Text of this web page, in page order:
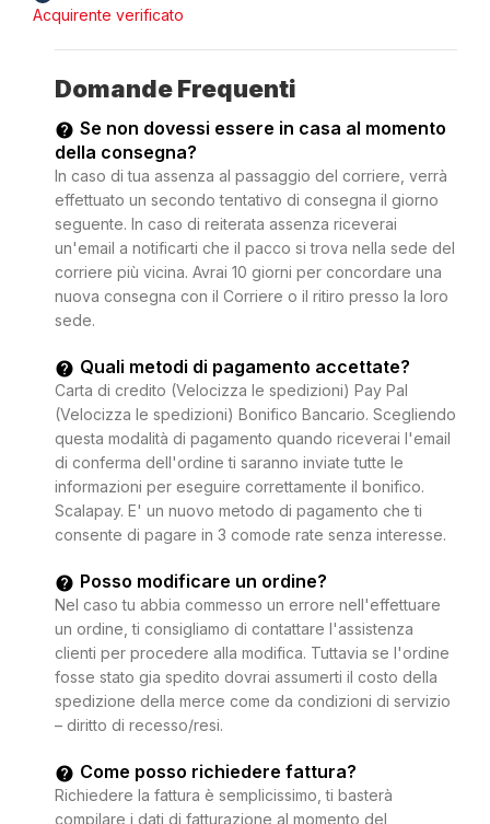
Acquirente verificato
Domande Frequenti
Se non dovessi essere in casa al momento
della consegna?
In caso di tua assenza al passaggio del corriere, verrà
effettuato un secondo tentativo di consegna il giorno
seguente. In caso di reiterata assenza riceverai
un'email a notificarti che il pacco si trova nella sede del
corriere più vicina. Avrai 10 giorni per concordare una
nuova consegna con il Corriere o il ritiro presso la loro
sede.
Quali metodi di pagamento accettate?
Carta di credito (Velocizza le spedizioni) Pay Pal
(Velocizza le spedizioni) Bonifico Bancario. Scegliendo
questa modalità di pagamento quando riceverai l'email
di conferma dell'ordine ti saranno inviate tutte le
informazioni per eseguire correttamente il bonifico.
Scalapay. E' un nuovo metodo di pagamento che ti
consente di pagare in 3 comode rate senza interesse.
Posso modificare un ordine?
Nel caso tu abbia commesso un errore nell'effettuare
un ordine, ti consigliamo di contattare l'assistenza
clienti per procedere alla modifica. Tuttavia se l'ordine
fosse stato gia spedito dovrai assumerti il costo della
spedizione della merce come da condizioni di servizio
– diritto di recesso/resi.
Come posso richiedere fattura?
Richiedere la fattura è semplicissimo, ti basterà
compilare i dati di fatturazione al momento del